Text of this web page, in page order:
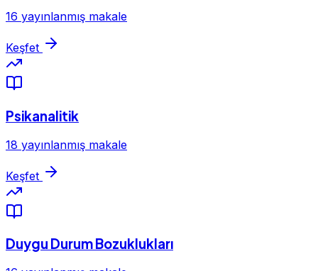
16 yayınlanmış makale
Keşfet
Psikanalitik
18 yayınlanmış makale
Keşfet
Duygu Durum Bozuklukları